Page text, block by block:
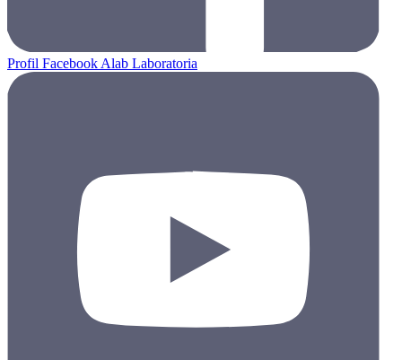
Profil Facebook Alab Laboratoria